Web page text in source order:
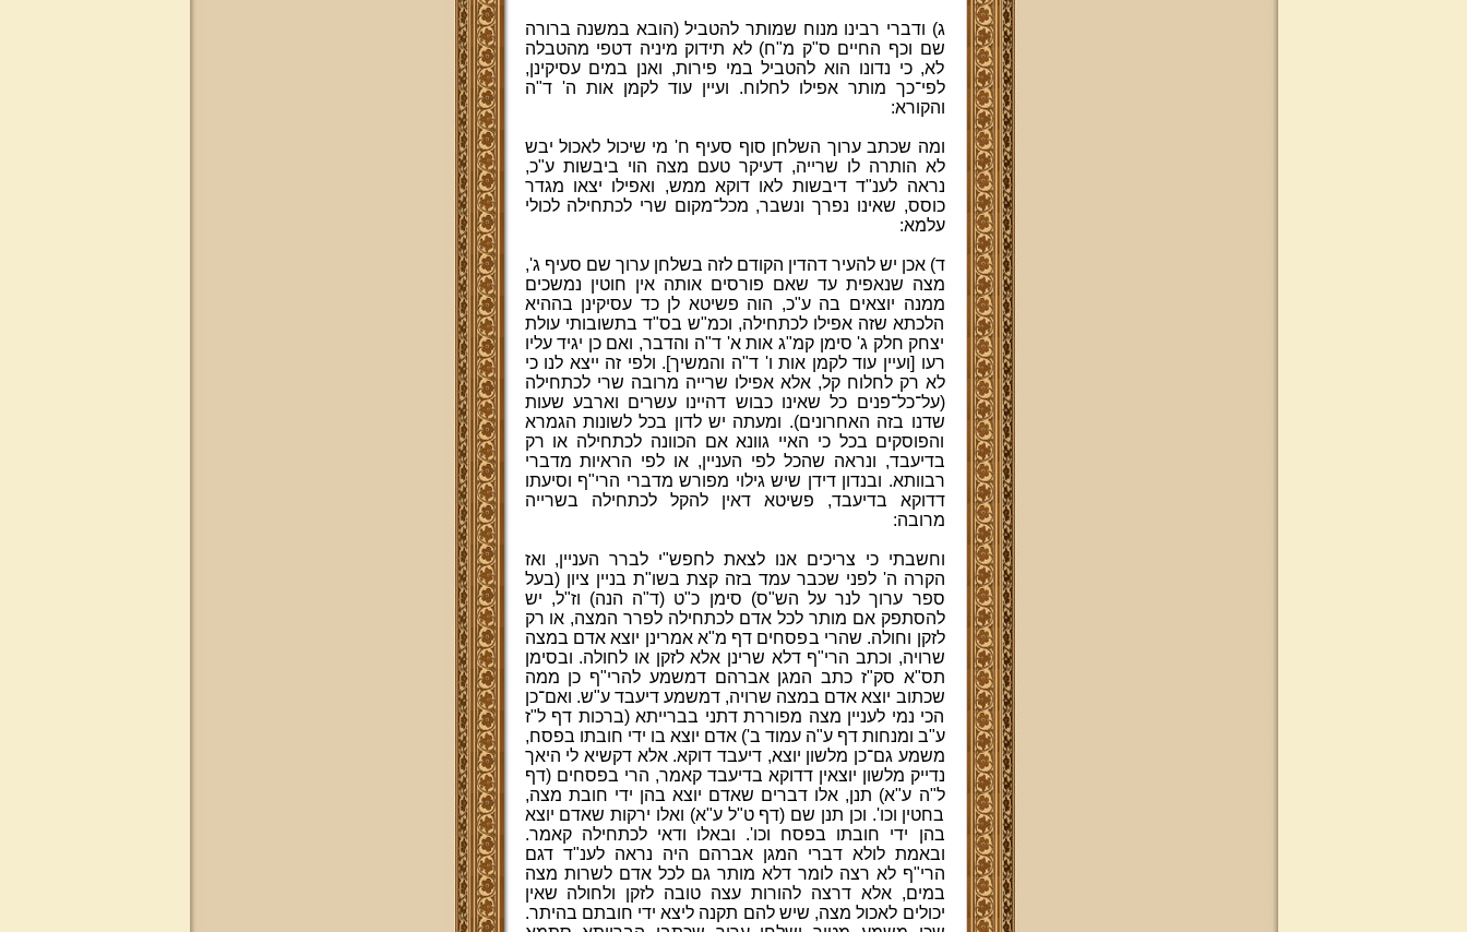
ג) ודברי רבינו מנוח שמותר להטביל (הובא במשנה ברורה
שם וכף החיים ס"ק מ"ח) לא תידוק מיניה דטפי מהטבלה
לא, כי נדונו הוא להטביל במי פירות, ואנן במים עסיקינן,
לפי־כך מותר אפילו לחלוח. ועיין עוד לקמן אות ה' ד"ה
והקורא:
ומה שכתב ערוך השלחן סוף סעיף ח' מי שיכול לאכול יבש
לא הותרה לו שרייה, דעיקר טעם מצה הוי ביבשות ע"כ,
נראה לענ"ד דיבשות לאו דוקא ממש, ואפילו יצאו מגדר
כוסס, שאינו נפרך ונשבר, מכל־מקום שרי לכתחילה לכולי
עלמא:
ד) אכן יש להעיר דהדין הקודם לזה בשלחן ערוך שם סעיף ג',
מצה שנאפית עד שאם פורסים אותה אין חוטין נמשכים
ממנה יוצאים בה ע"כ, הוה פשיטא לן כד עסיקינן בההיא
הלכתא שזה אפילו לכתחילה, וכמ"ש בס"ד בתשובותי עולת
יצחק חלק ג' סימן קמ"ג אות א' ד"ה והדבר, ואם כן יגיד עליו
רעו [ועיין עוד לקמן אות ו' ד"ה והמשיך]. ולפי זה ייצא לנו כי
לא רק לחלוח קל, אלא אפילו שרייה מרובה שרי לכתחילה
(על־כל־פנים כל שאינו כבוש דהיינו עשרים וארבע שעות
שדנו בזה האחרונים). ומעתה יש לדון בכל לשונות הגמרא
והפוסקים בכל כי האיי גוונא אם הכוונה לכתחילה או רק
בדיעבד, ונראה שהכל לפי העניין, או לפי הראיות מדברי
רבוותא. ובנדון דידן שיש גילוי מפורש מדברי הרי"ף וסיעתו
דדוקא בדיעבד, פשיטא דאין להקל לכתחילה בשרייה
מרובה:
וחשבתי כי צריכים אנו לצאת לחפש"י לברר העניין, ואז
הקרה ה' לפני שכבר עמד בזה קצת בשו"ת בניין ציון (בעל
ספר ערוך לנר על הש"ס) סימן כ"ט (ד"ה הנה) וז"ל, יש
להסתפק אם מותר לכל אדם לכתחילה לפרר המצה, או רק
לזקן וחולה. שהרי בפסחים דף מ"א אמרינן יוצא אדם במצה
שרויה, וכתב הרי"ף דלא שרינן אלא לזקן או לחולה. ובסימן
תס"א סק"ז כתב המגן אברהם דמשמע להרי"ף כן ממה
שכתוב יוצא אדם במצה שרויה, דמשמע דיעבד ע"ש. ואם־כן
הכי נמי לעניין מצה מפוררת דתני בברייתא (ברכות דף ל"ז
ע"ב ומנחות דף ע"ה עמוד ב') אדם יוצא בו ידי חובתו בפסח,
משמע גם־כן מלשון יוצא, דיעבד דוקא. אלא דקשיא לי היאך
נדייק מלשון יוצאין דדוקא בדיעבד קאמר, הרי בפסחים (דף
ל"ה ע"א) תנן, אלו דברים שאדם יוצא בהן ידי חובת מצה,
בחטין וכו'. וכן תנן שם (דף ט"ל ע"א) ואלו ירקות שאדם יוצא
בהן ידי חובתו בפסח וכו'. ובאלו ודאי לכתחילה קאמר.
ובאמת לולא דברי המגן אברהם היה נראה לענ"ד דגם
הרי"ף לא רצה לומר דלא מותר גם לכל אדם לשרות מצה
במים, אלא דרצה להורות עצה טובה לזקן ולחולה שאין
יכולים לאכול מצה, שיש להם תקנה ליצא ידי חובתם בהיתר.